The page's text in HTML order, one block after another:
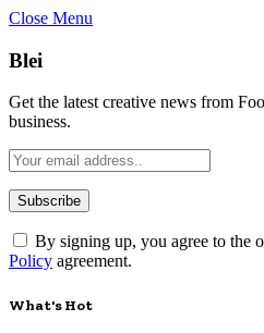
Close Menu
Blei
Get the latest creative news from
business.
By signing up, you agree to the
Policy agreement.
What's Hot